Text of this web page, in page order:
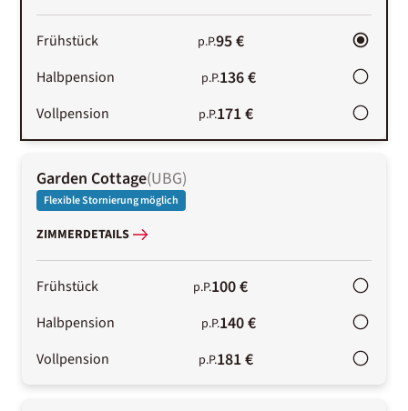
Frühstück p.P.95 €
Halbpension p.P.136 €
Vollpension p.P.171 €
Garden Cottage(UBG)
Flexible Stornierung möglich
ZIMMERDETAILS
Frühstück p.P.100 €
Halbpension p.P.140 €
Vollpension p.P.181 €